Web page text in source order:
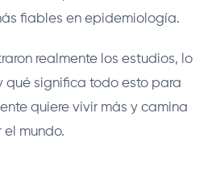
fiables en epidemiología.
realmente los estudios, lo
qué significa todo esto para
quiere vivir más y camina
el mundo.